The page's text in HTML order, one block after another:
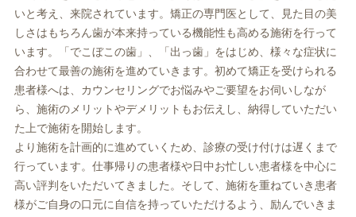
いと考え、来院されています。矯正の専門医として、見た目の美
しさはもちろん歯が本来持っている機能性も高める施術を行って
います。「でこぼこの歯」、「出っ歯」をはじめ、様々な症状に
合わせて最善の施術を進めていきます。初めて矯正を受けられる
患者様へは、カウンセリングでお悩みやご要望をお伺いしなが
ら、施術のメリットやデメリットもお伝えし、納得していただい
た上で施術を開始します。
より施術を計画的に進めていくため、診療の受け付けは遅くまで
行っています。仕事帰りの患者様や日中お忙しい患者様を中心に
高い評判をいただいてきました。そして、施術を重ねていき患者
様がご自身の口元に自信を持っていただけるよう、励んでいきま